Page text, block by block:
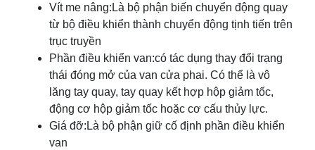
Vít me nâng:Là bộ phận biến chuyển động quay
từ bộ điều khiển thành chuyển động tịnh tiến trên
trục truyền
Phần điều khiển van:có tác dụng thay đổi trạng
thái đóng mở của van cửa phai. Có thể là vô
lăng tay quay, tay quay kết hợp hộp giảm tốc,
động cơ hộp giảm tốc hoặc cơ cấu thủy lực.
Giá đỡ:Là bộ phận giữ cố định phần điều khiển
van